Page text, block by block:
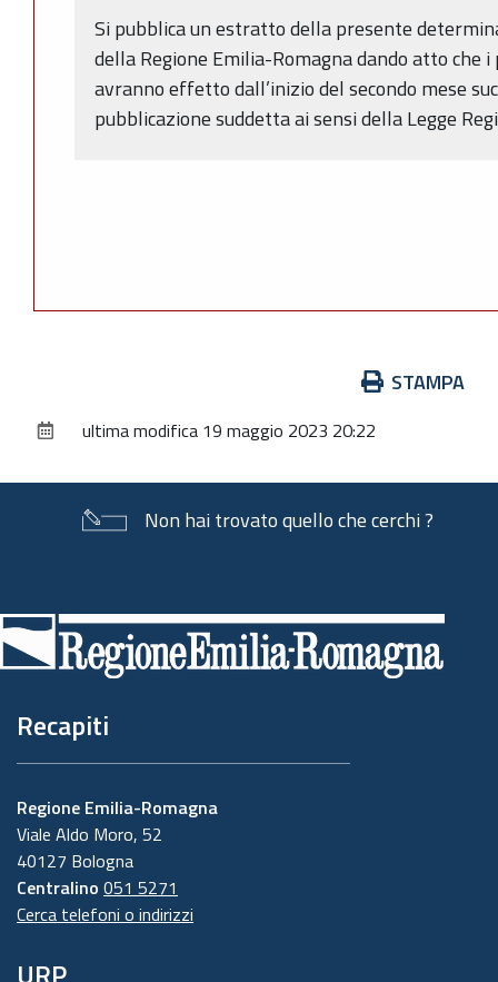
Si pubblica un estratto della presente
della Regione Emilia-Romagna dando atto che
avranno effetto dall’inizio del secondo mese
pubblicazione suddetta ai sensi della Legge
documento
STAMPA
ultima modifica 19 maggio 2023 20:22
Non hai trovato quello che cerchi ?
di
pagina
Recapiti
Regione Emilia-Romagna
Viale Aldo Moro, 52
40127 Bologna
Centralino 051 5271
Cerca telefoni o indirizzi